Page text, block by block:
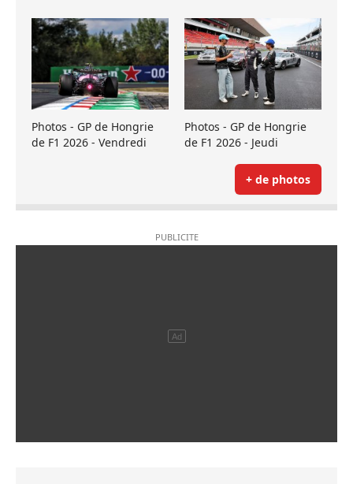
Photos - GP de Hongrie
de F1 2026 - Vendredi
Photos - GP de Hongrie
de F1 2026 - Jeudi
+ de photos